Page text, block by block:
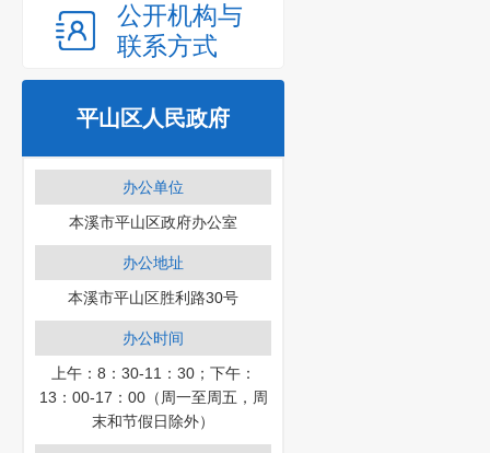
公开机构与
联系方式
平山区人民政府
办公单位
本溪市平山区政府办公室
办公地址
本溪市平山区胜利路30号
办公时间
上午：8：30-11：30；下午：
13：00-17：00（周一至周五，周
末和节假日除外）